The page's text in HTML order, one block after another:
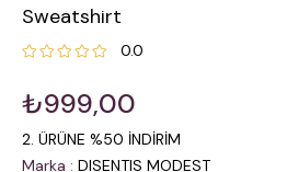
Sweatshirt
0.0
₺999,00
2. ÜRÜNE %50 İNDİRİM
Marka : DISENTIS MODEST